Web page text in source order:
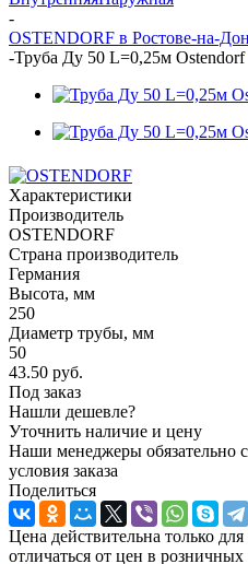
-
OSTENDORF в Ростове-на-
-Труба Ду 50 L=0,25м Ostendorf
Характеристики
Производитель
OSTENDORF
Страна производитель
Германия
Высота, мм
250
Диаметр трубы, мм
50
43.50 руб.
Под заказ
Нашли дешевле?
Уточнить наличие и цену
Наши менеджеры обязательно
условия заказа
Поделиться
Цена действительна только
отличаться от цен в розничных